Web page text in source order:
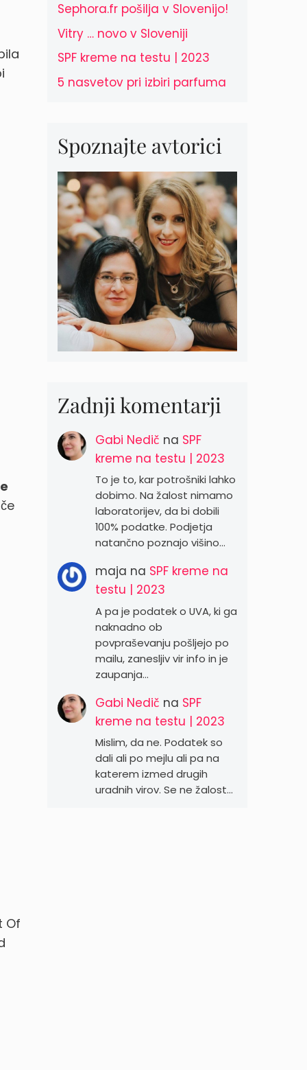
Of
Sephora.fr pošilja v Slovenijo!
Vitry … novo v Sloveniji
SPF kreme na testu | 2023
5 nasvetov pri izbiri parfuma
Spoznajte avtorici
Zadnji komentarji
Gabi Nedič na SPF
kreme na testu | 2023
To je to, kar potrošniki lahko
dobimo. Na žalost nimamo
laboratorijev, da bi dobili
100% podatke. Podjetja
natančno poznajo višino…
maja na SPF kreme na
testu | 2023
A pa je podatek o UVA, ki ga
naknadno ob
povpraševanju pošljejo po
mailu, zanesljiv vir info in je
zaupanja…
Gabi Nedič na SPF
kreme na testu | 2023
Mislim, da ne. Podatek so
dali ali po mejlu ali pa na
katerem izmed drugih
uradnih virov. Se ne žalost…